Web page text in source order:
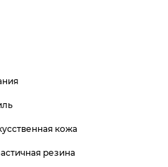
кожа
резина